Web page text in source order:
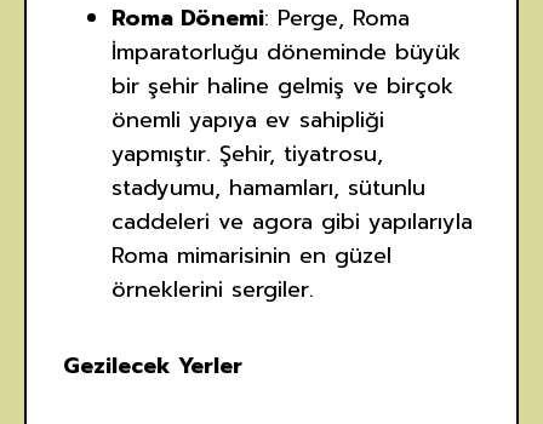
Roma Dönemi: Perge, Roma
İmparatorluğu döneminde büyük
bir şehir haline gelmiş ve birçok
önemli yapıya ev sahipliği
yapmıştır. Şehir, tiyatrosu,
stadyumu, hamamları, sütunlu
caddeleri ve agora gibi yapılarıyla
Roma mimarisinin en güzel
örneklerini sergiler.
Gezilecek Yerler